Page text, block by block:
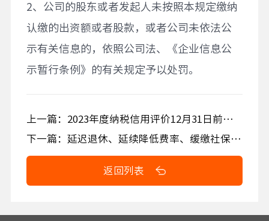
2、公司的股东或者发起人未按照本规定缴纳
认缴的出资额或者股款，或者公司未依法公
示有关信息的，依照公司法、《企业信息公
示暂行条例》的有关规定予以处罚。
上一篇：2023年度纳税信用评价12月31日前可申请复评
下一篇：延迟退休、延续降低费率、缓缴社保费、减免税费房租……这些政策释放了哪些信号？
返回列表